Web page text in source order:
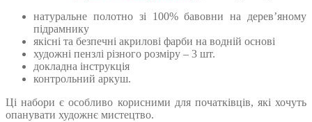
натуральне полотно зі 100% бавовни на дерев’яному
підрамнику
якісні та безпечні акрилові фарби на водній основі
художні пензлі різного розміру – 3 шт.
докладна інструкція
контрольний аркуш.
Ці набори є особливо корисними для початківців, які хочуть
опанувати художнє мистецтво.